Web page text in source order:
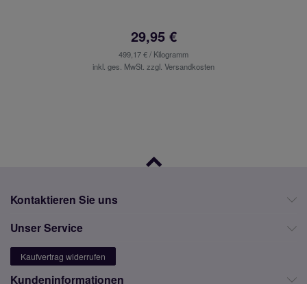
29,95 €
499,17 € / Kilogramm
inkl. ges. MwSt. zzgl. Versandkosten
Kontaktieren Sie uns
Unser Service
Kaufvertrag widerrufen
Kundeninformationen